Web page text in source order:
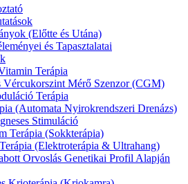
(Előtte és Utána)
és Tapasztalatai
Terápia
Vércukorszint Mérő Szenzor (CGM)
Terápia
(Automata Nyirokrendszeri Drenázs)
Stimuláció
Terápia (Sokkterápia)
(Elektroterápia & Ultrahang)
Orvoslás Genetikai Profil Alapján